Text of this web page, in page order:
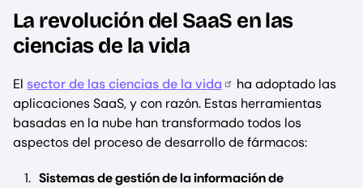
La revolución del SaaS en las
ciencias de la vida
El sector de las ciencias de la vida
ha adoptado las
aplicaciones SaaS, y con razón. Estas herramientas
basadas en la nube han transformado todos los
aspectos del proceso de desarrollo de fármacos:
Sistemas de gestión de la información de